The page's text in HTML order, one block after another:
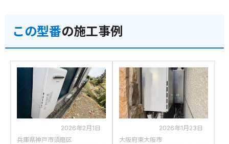
この型番の施工事例
2026年2月1日
兵庫県神戸市須磨区
2026年1月23日
大阪府東大阪市